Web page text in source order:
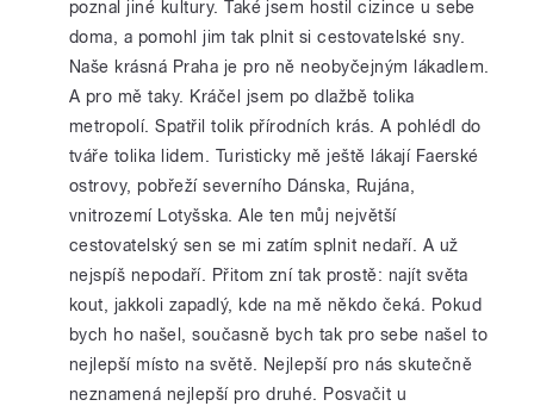
poznal jiné kultury. Také jsem hostil cizince u sebe
doma, a pomohl jim tak plnit si cestovatelské sny.
Naše krásná Praha je pro ně neobyčejným lákadlem.
A pro mě taky. Kráčel jsem po dlažbě tolika
metropolí. Spatřil tolik přírodních krás. A pohlédl do
tváře tolika lidem. Turisticky mě ještě lákají Faerské
ostrovy, pobřeží severního Dánska, Rujána,
vnitrozemí Lotyšska. Ale ten můj největší
cestovatelský sen se mi zatím splnit nedaří. A už
nejspíš nepodaří. Přitom zní tak prostě: najít světa
kout, jakkoli zapadlý, kde na mě někdo čeká. Pokud
bych ho našel, současně bych tak pro sebe našel to
nejlepší místo na světě. Nejlepší pro nás skutečně
neznamená nejlepší pro druhé. Posvačit u